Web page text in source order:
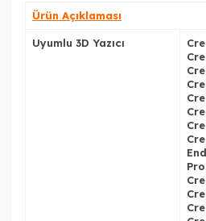
Ürün Açıklaması
Uyumlu 3D Yazıcı